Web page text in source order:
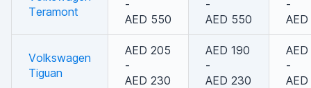
Teramont
-
AED 550
-
AED 550
-
Volkswagen
Tiguan
AED 205
-
AED 230
AED 190
-
AED 230
-